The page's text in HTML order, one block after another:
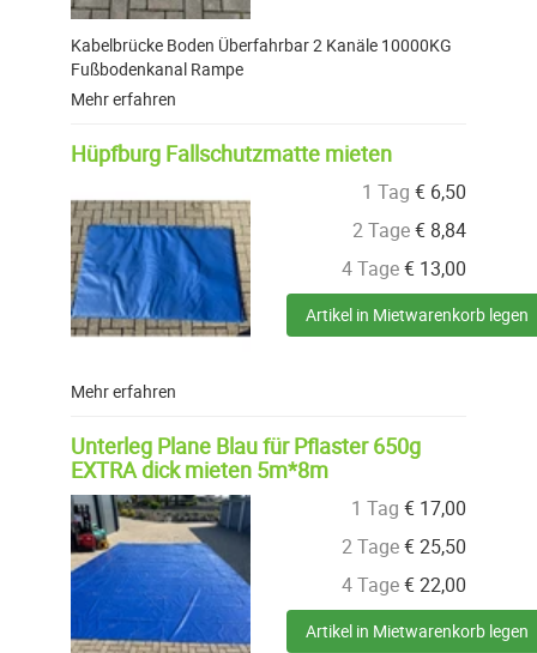
Kabelbrücke Boden Überfahrbar 2 Kanäle 10000KG
Fußbodenkanal Rampe
Mehr erfahren
Hüpfburg Fallschutzmatte mieten
1 Tag € 6,50
2 Tage€ 8,84
4 Tage€ 13,00
Artikel in Mietwarenkorb legen
Mehr erfahren
Unterleg Plane Blau für Pflaster 650g
EXTRA dick mieten 5m*8m
1 Tag € 17,00
2 Tage€25,50
4 Tage€22,00
Artikel in Mietwarenkorb legen